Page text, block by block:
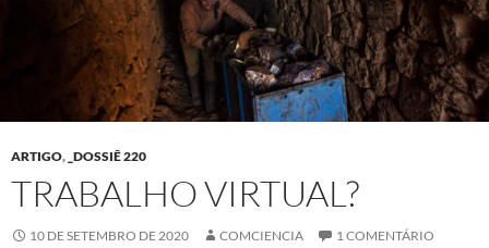
ARTIGO, _DOSSIÊ 220
TRABALHO VIRTUAL?
10 DE SETEMBRO DE 2020 COMCIENCIA 1 COMENTÁRIO